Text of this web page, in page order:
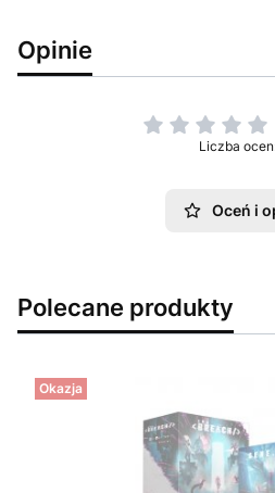
Opinie
Liczba
Oceń i
Polecane produkty
Okazja